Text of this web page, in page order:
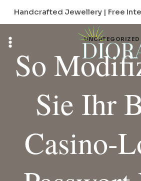
content
Handcrafted Jewellery | Free
UNCATEGORIZED
So
Sie Ihr
Casino-